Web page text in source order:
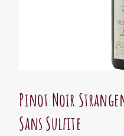
Pinot Noir
Sans Sulfite